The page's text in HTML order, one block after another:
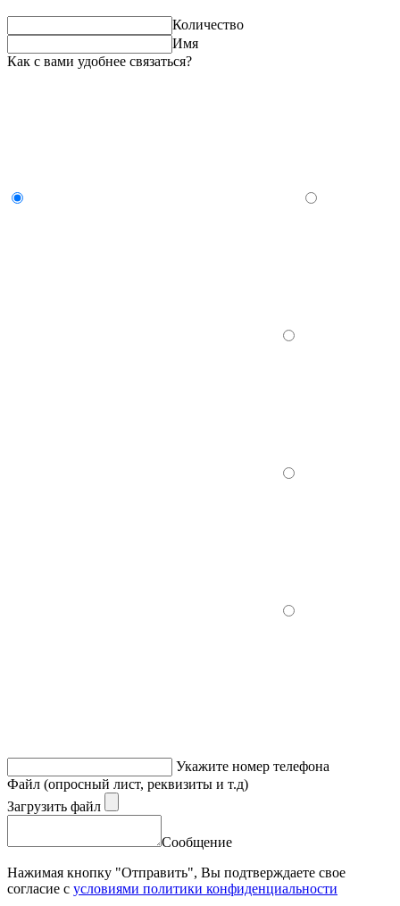
Количество
Имя
Как с вами удобнее связаться?
Укажите номер телефона
Файл (опросный лист, реквизиты и т.д)
Загрузить файл
Сообщение
Нажимая кнопку "Отправить", Вы подтверждаете свое
согласие с условиями политики конфиденциальности